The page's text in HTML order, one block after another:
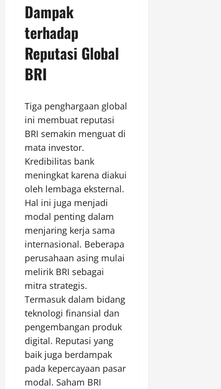
Dampak
terhadap
Reputasi Global
BRI
Tiga penghargaan global
ini membuat reputasi
BRI semakin menguat di
mata investor.
Kredibilitas bank
meningkat karena diakui
oleh lembaga eksternal.
Hal ini juga menjadi
modal penting dalam
menjaring kerja sama
internasional. Beberapa
perusahaan asing mulai
melirik BRI sebagai
mitra strategis.
Termasuk dalam bidang
teknologi finansial dan
pengembangan produk
digital. Reputasi yang
baik juga berdampak
pada kepercayaan pasar
modal. Saham BRI